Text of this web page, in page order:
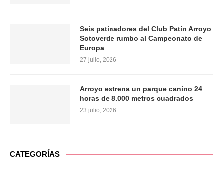
Seis patinadores del Club Patín Arroyo
Sotoverde rumbo al Campeonato de
Europa
27 julio, 2026
Arroyo estrena un parque canino 24
horas de 8.000 metros cuadrados
23 julio, 2026
CATEGORÍAS